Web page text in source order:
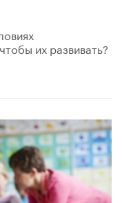
их развивать?